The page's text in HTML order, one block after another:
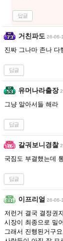
답글
거친파도 26-06-
진짜 그나마 존나 다
답글
유머나라출장
그냥 알아서들 해라
답글
갈궈보니경찰
국짐도 부결했는데
답글
이프리얼 26-06-
저런거 결국 결정권
시장이 최종으로 밀
그래서 진행된거구